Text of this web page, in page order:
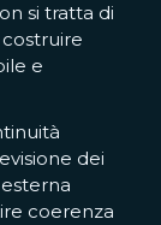
si tratta di
e
dei
coerenza